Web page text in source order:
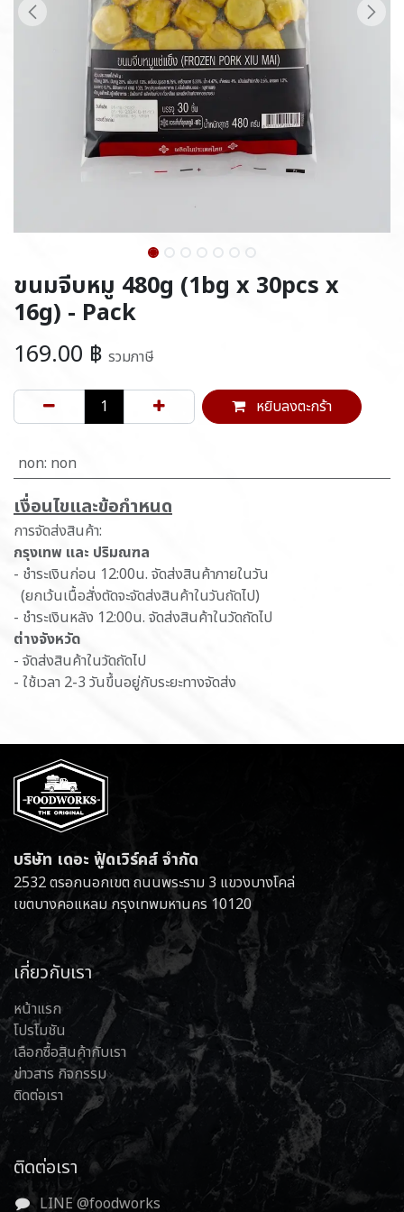
ขนมจีบหมู 480g (1bg x 30pcs x
16g) - Pack
169.00 ฿ รวมภาษี
หยิบลงตะกร้า
non: non
เ​งื่อนไขและข้อกำหนด
การจัดส่งสินค้า:
กรุงเทพ และ ปริมณฑล
- ชำระเงินก่อน 12:00น. จัดส่งสินค้าภายในวัน
(ยกเว้นเนื้อสั่งตัดจะจัดส่งสินค้าในวันถัดไป)
- ชำระเงินหลัง 12:00น. จัดส่งสินค้าในวัดถัดไป
ต่างจังหวัด
- จัดส่งสินค้าในวัดถัดไป
- ใช้เวลา 2-3 วันขึ้นอยู่กับระยะทางจัดส่ง
บริษัท เดอะ ฟู้ดเวิร์คส์ จำกัด
2532 ตรอกนอกเขต ถนนพระราม 3 แขวงบางโคล่
เขตบางคอแหลม กรุงเทพมหานคร 10120
เกี่ยวกับเรา
หน้าแรก
โปรโมชัน
เลือกซื้อสินค้ากับเรา
ข่าวสาร กิจกรรม
ติดต่อเรา
ติดต่อเรา
LINE @foodworks